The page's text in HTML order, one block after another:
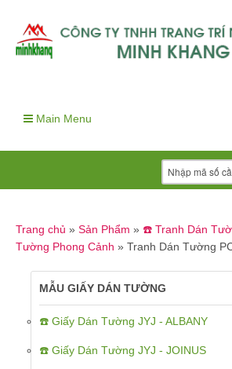
Main Menu
Trang chủ » Sản Phẩm » ☎️ Tranh Dán
Tường Phong Cảnh » Tranh Dán Tường
MẪU GIẤY DÁN TƯỜNG
☎️ Giấy Dán Tường JYJ - ALBANY
☎️ Giấy Dán Tường JYJ - JOINUS